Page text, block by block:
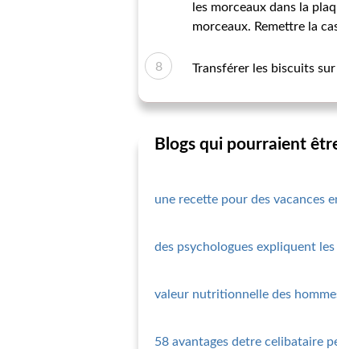
les morceaux dans la
morceaux. Remettre la
Transférer les biscuits
Blogs qui pourraient
une recette pour des vacances
des psychologues expliquent
valeur nutritionnelle des
58 avantages detre celibataire